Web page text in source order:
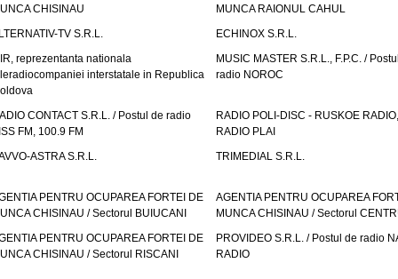
CHISINAU
MUNCA RAIONUL CAHUL
TV S.R.L.
ECHINOX S.R.L.
reprezentanta nationala
interstatale in Republica
MUSIC MASTER S.R.L., F.P.C. /
radio NOROC
CONTACT S.R.L. / Postul de radio
FM, 100.9 FM
RADIO POLI-DISC - RUSKOE RADIO,
RADIO PLAI
ASTRA S.R.L.
TRIMEDIAL S.R.L.
PENTRU OCUPAREA FORTEI DE
CHISINAU / Sectorul BUIUCANI
AGENTIA PENTRU OCUPAREA
MUNCA CHISINAU / Sectorul
PENTRU OCUPAREA FORTEI DE
CHISINAU / Sectorul RISCANI
PROVIDEO S.R.L. / Postul de radio
RADIO